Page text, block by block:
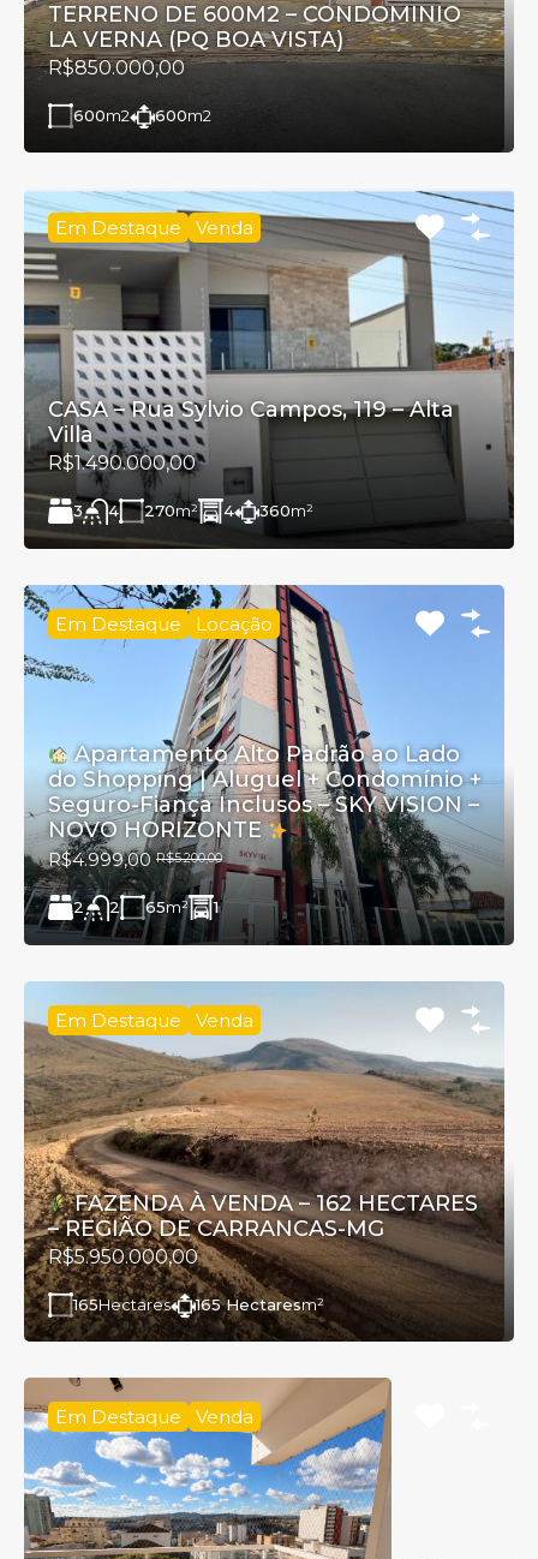
TERRENO DE 600M2 – CONDOMINIO
LA VERNA (PQ BOA VISTA)
R$850.000,00
600m2 600m2
Em Destaque Venda
CASA – Rua Sylvio Campos, 119 – Alta
Villa
R$1.490.000,00
3 4 270m² 4 360m²
Em Destaque Locação
Apartamento Alto Padrão ao Lado
do Shopping | Aluguel + Condomínio +
Seguro-Fiança Inclusos – SKY VISION –
NOVO HORIZONTE
R$4.999,00 R$5.200,00
2 2 65m² 1
Em Destaque Venda
FAZENDA À VENDA – 162 HECTARES
– REGIÃO DE CARRANCAS-MG
R$5.950.000,00
165Hectares 165 Hectaresm²
Em Destaque Venda